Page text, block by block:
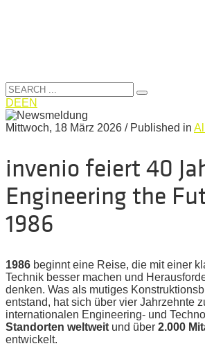
DEEN
Mittwoch, 18 März 2026 / Published in
invenio feiert 40
Engineering the
1986
1986 beginnt eine Reise, die mit einer
Technik besser machen und
denken. Was als mutiges
entstand, hat sich über vier Jahrzehnte
internationalen Engineering‑ und
Standorten weltweit und über 2.000
entwickelt.